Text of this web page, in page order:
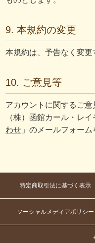
9. 本規約の変更
本規約は、予告なく変更
10. ご意見等
アカウントに関するご意
（株）函館カール・レ
わせ 」のメールフォーム
特定商取引法に基づく表示
ソーシャルメディアポリシー